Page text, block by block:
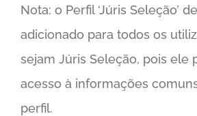
Nota: o Perfil ‘Júris Seleção’
adicionado para todos os
sejam Júris Seleção, pois ele
acesso à informações
perfil.